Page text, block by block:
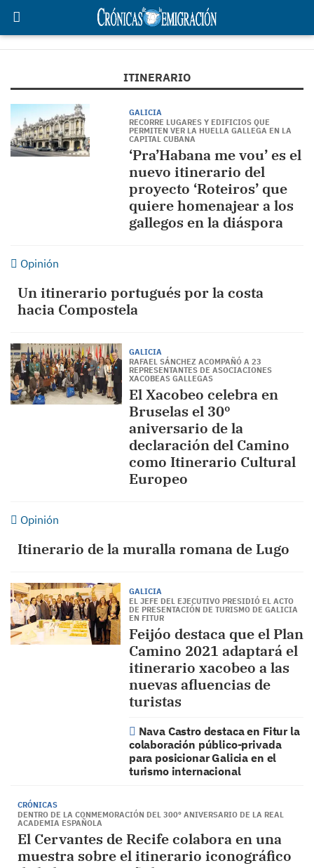
ITINERARIO
GALICIA
RECORRE LUGARES Y EDIFICIOS QUE
PERMITEN VER LA HUELLA GALLEGA EN LA
CAPITAL CUBANA
‘Pra’Habana me vou’ es el
nuevo itinerario del
proyecto ‘Roteiros’ que
quiere homenajear a los
gallegos en la diáspora
Opinión
Un itinerario portugués por la costa
hacia Compostela
GALICIA
RAFAEL SÁNCHEZ ACOMPAÑÓ A 23
REPRESENTANTES DE ASOCIACIONES
XACOBEAS GALLEGAS
El Xacobeo celebra en
Bruselas el 30º
aniversario de la
declaración del Camino
como Itinerario Cultural
Europeo
Opinión
Itinerario de la muralla romana de Lugo
GALICIA
EL JEFE DEL EJECUTIVO PRESIDIÓ EL ACTO
DE PRESENTACIÓN DE TURISMO DE GALICIA
EN FITUR
Feijóo destaca que el Plan
Camino 2021 adaptará el
itinerario xacobeo a las
nuevas afluencias de
turistas
Nava Castro destaca en Fitur la
colaboración público-privada
para posicionar Galicia en el
turismo internacional
CRÓNICAS
DENTRO DE LA CONMEMORACIÓN DEL 300º ANIVERSARIO DE LA REAL
ACADEMIA ESPAÑOLA
El Cervantes de Recife colabora en una
muestra sobre el itinerario iconográfico